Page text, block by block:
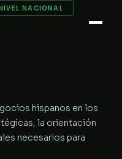
NACIONAL
hispanos en los
la orientación
necesarios para